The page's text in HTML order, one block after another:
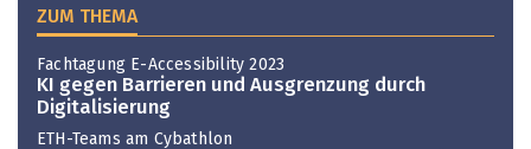
ZUM THEMA
Fachtagung E-Accessibility 2023
KI gegen Barrieren und Ausgrenzung durch
Digitalisierung
ETH-Teams am Cybathlon